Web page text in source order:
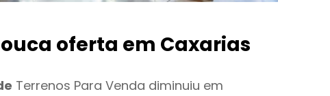
oferta em Caxarias
Terrenos Para Venda diminuiu em